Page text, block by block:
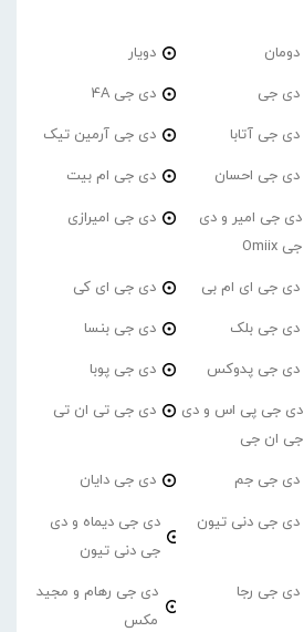
دومان دویار
دی جی دی جی 4A
دی جی آتابا دی جی آرمین تیک
دی جی احسان دی جی ام بیت
دی جی امیر و دی
جی Omiix
دی جی امیرازی
دی جی ای ام بی دی جی ای کی
دی جی بلک دی جی بنسا
دی جی پدوکس دی جی پوبا
دی جی پی اس و دی
جی ان جی
دی جی تی ان تی
دی جی جم دی جی دایان
دی جی دنی تیون
دی جی دیماه و دی
جی دنی تیون
دی جی رجا
دی جی رهام و مجید
مکس